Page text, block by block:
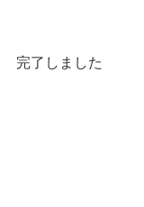
完了しました